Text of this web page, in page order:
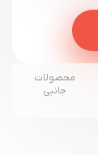
محصولات
جانبی